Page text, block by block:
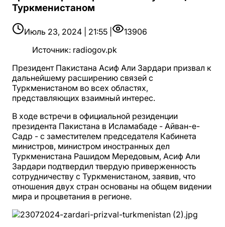
Туркменистаном
Июль 23, 2024 | 21:55 |
13906
Источник: radiogov.pk
Президент Пакистана Асиф Али Зардари призвал к
дальнейшему расширению связей с
Туркменистаном во всех областях,
представляющих взаимный интерес.
В ходе встречи в официальной резиденции
президента Пакистана в Исламабаде - Айван-е-
Садр - с заместителем председателя Кабинета
министров, министром иностранных дел
Туркменистана Рашидом Мередовым, Асиф Али
Зардари подтвердил твердую приверженность
сотрудничеству с Туркменистаном, заявив, что
отношения двух стран основаны на общем видении
мира и процветания в регионе.